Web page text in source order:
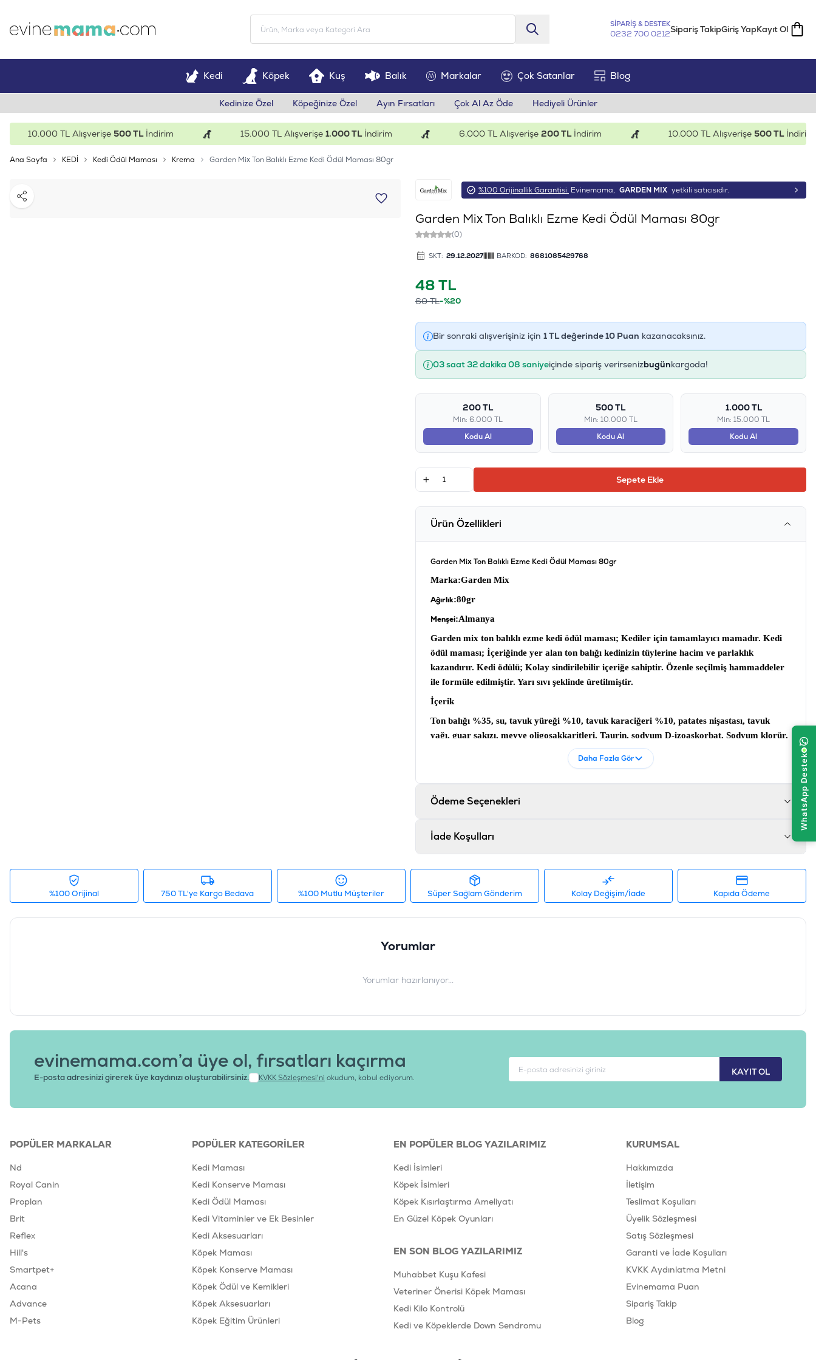
SİPARİŞ & DESTEK
0232 700 0212Sipariş TakipGiriş YapKayıt Ol
Kedi Köpek Kuş Balık Markalar Çok Satanlar Blog
Kedinize Özel Köpeğinize Özel Ayın Fırsatları Çok Al Az Öde Hediyeli Ürünler
10.000 TL Alışverişe500 TLİndirim 15.000 TL Alışverişe1.000 TLİndirim 6.000 TL Alışverişe200 TLİndirim 10.000 TL Alışverişe500 TLİndirim
Ana Sayfa KEDİ Kedi Ödül Maması Krema Garden Mix Ton Balıklı Ezme Kedi Ödül Maması 80gr
Paylaş
%100 Orijinallik Garantisi. Evinemama, GARDEN MIX yetkili satıcısıdır.
Garden Mix Ton Balıklı Ezme Kedi Ödül Maması 80gr
(0)
SKT: 29.12.2027 BARKOD: 8681085429768
48TL
60TL-%20
Bir sonraki alışverişiniz için 1TL değerinde10Puan kazanacaksınız.
03 saat 32 dakika 08 saniyeiçinde sipariş verirsenizbugünkargoda!
200 TL
Min: 6.000 TL
Kodu Al
500 TL
Min: 10.000 TL
Kodu Al
1.000 TL
Min: 15.000 TL
Kodu Al
Sepete Ekle
Ürün Özellikleri
Garden Mix Ton Balıklı Ezme Kedi Ödül Maması 80gr
Marka:Garden Mix
Ağırlık:80gr
Menşei:Almanya
Garden mix ton balıklı ezme kedi ödül maması; Kediler için tamamlayıcı mamadır. Kedi
ödül maması; İçeriğinde yer alan ton balığı kedinizin tüylerine hacim ve parlaklık
kazandırır. Kedi ödülü; Kolay sindirilebilir içeriğe sahiptir. Özenle seçilmiş hammaddeler
ile formüle edilmiştir. Yarı sıvı şeklinde üretilmiştir.
İçerik
Ton balığı %35, su, tavuk yüreği %10, tavuk karaciğeri %10, patates nişastası, tavuk
yağı, guar sakızı, meyve oligosakkaritleri, Taurin, sodyum D-izoaskorbat, Sodyum klorür,
A Vitamini, D3 vitamini, E Vitamini, sodyum nitrit
Barkod
Daha Fazla Gör
Ödeme Seçenekleri
İade Koşulları
%100 Orijinal 750 TL'ye Kargo Bedava %100 Mutlu Müşteriler Süper Sağlam Gönderim Kolay Değişim/İade Kapıda Ödeme
Yorumlar
Yorumlar hazırlanıyor...
KAYIT OL
evinemama.com’a üye ol, fırsatları kaçırma
E-posta adresinizi girerek üye kaydınızı oluşturabilirsiniz. KVKK Sözleşmesi'ni okudum, kabul ediyorum.
POPÜLER MARKALAR
Nd
Royal Canin
Proplan
Brit
Reflex
Hill's
Smartpet+
Acana
Advance
M-Pets
POPÜLER KATEGORILER
Kedi Maması
Kedi Konserve Maması
Kedi Ödül Maması
Kedi Vitaminler ve Ek Besinler
Kedi Aksesuarları
Köpek Maması
Köpek Konserve Maması
Köpek Ödül ve Kemikleri
Köpek Aksesuarları
Köpek Eğitim Ürünleri
EN POPÜLER BLOG YAZILARIMIZ
Kedi İsimleri
Köpek İsimleri
Köpek Kısırlaştırma Ameliyatı
En Güzel Köpek Oyunları
EN SON BLOG YAZILARIMIZ
Muhabbet Kuşu Kafesi
Veteriner Önerisi Köpek Maması
Kedi Kilo Kontrolü
Kedi ve Köpeklerde Down Sendromu
KURUMSAL
Hakkımızda
İletişim
Teslimat Koşulları
Üyelik Sözleşmesi
Satış Sözleşmesi
Garanti ve İade Koşulları
KVKK Aydınlatma Metni
Evinemama Puan
Sipariş Takip
Blog